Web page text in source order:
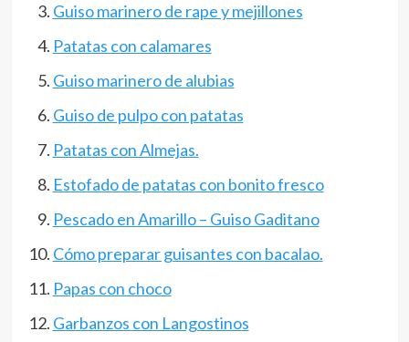
Guiso marinero de rape y mejillones
Patatas con calamares
Guiso marinero de alubias
Guiso de pulpo con patatas
Patatas con Almejas.
Estofado de patatas con bonito fresco
Pescado en Amarillo – Guiso Gaditano
Cómo preparar guisantes con bacalao.
Papas con choco
Garbanzos con Langostinos